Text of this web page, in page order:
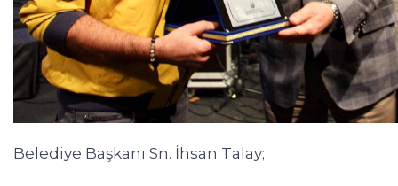
Belediye Başkanı Sn. İhsan Talay;